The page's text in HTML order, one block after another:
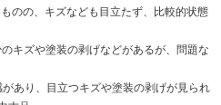
のの、キズなども目立たず、比較的状態
キズや塗装の剥げなどがあるが、問題な
あり、目立つキズや塗装の剥げが見られ